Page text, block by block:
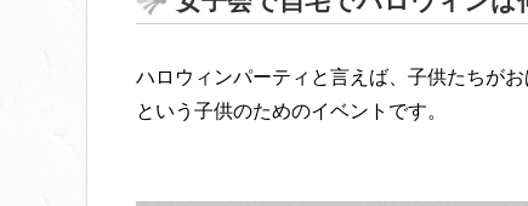
ハロウィンパーティと言えば、子供たちが
という子供のためのイベントです。